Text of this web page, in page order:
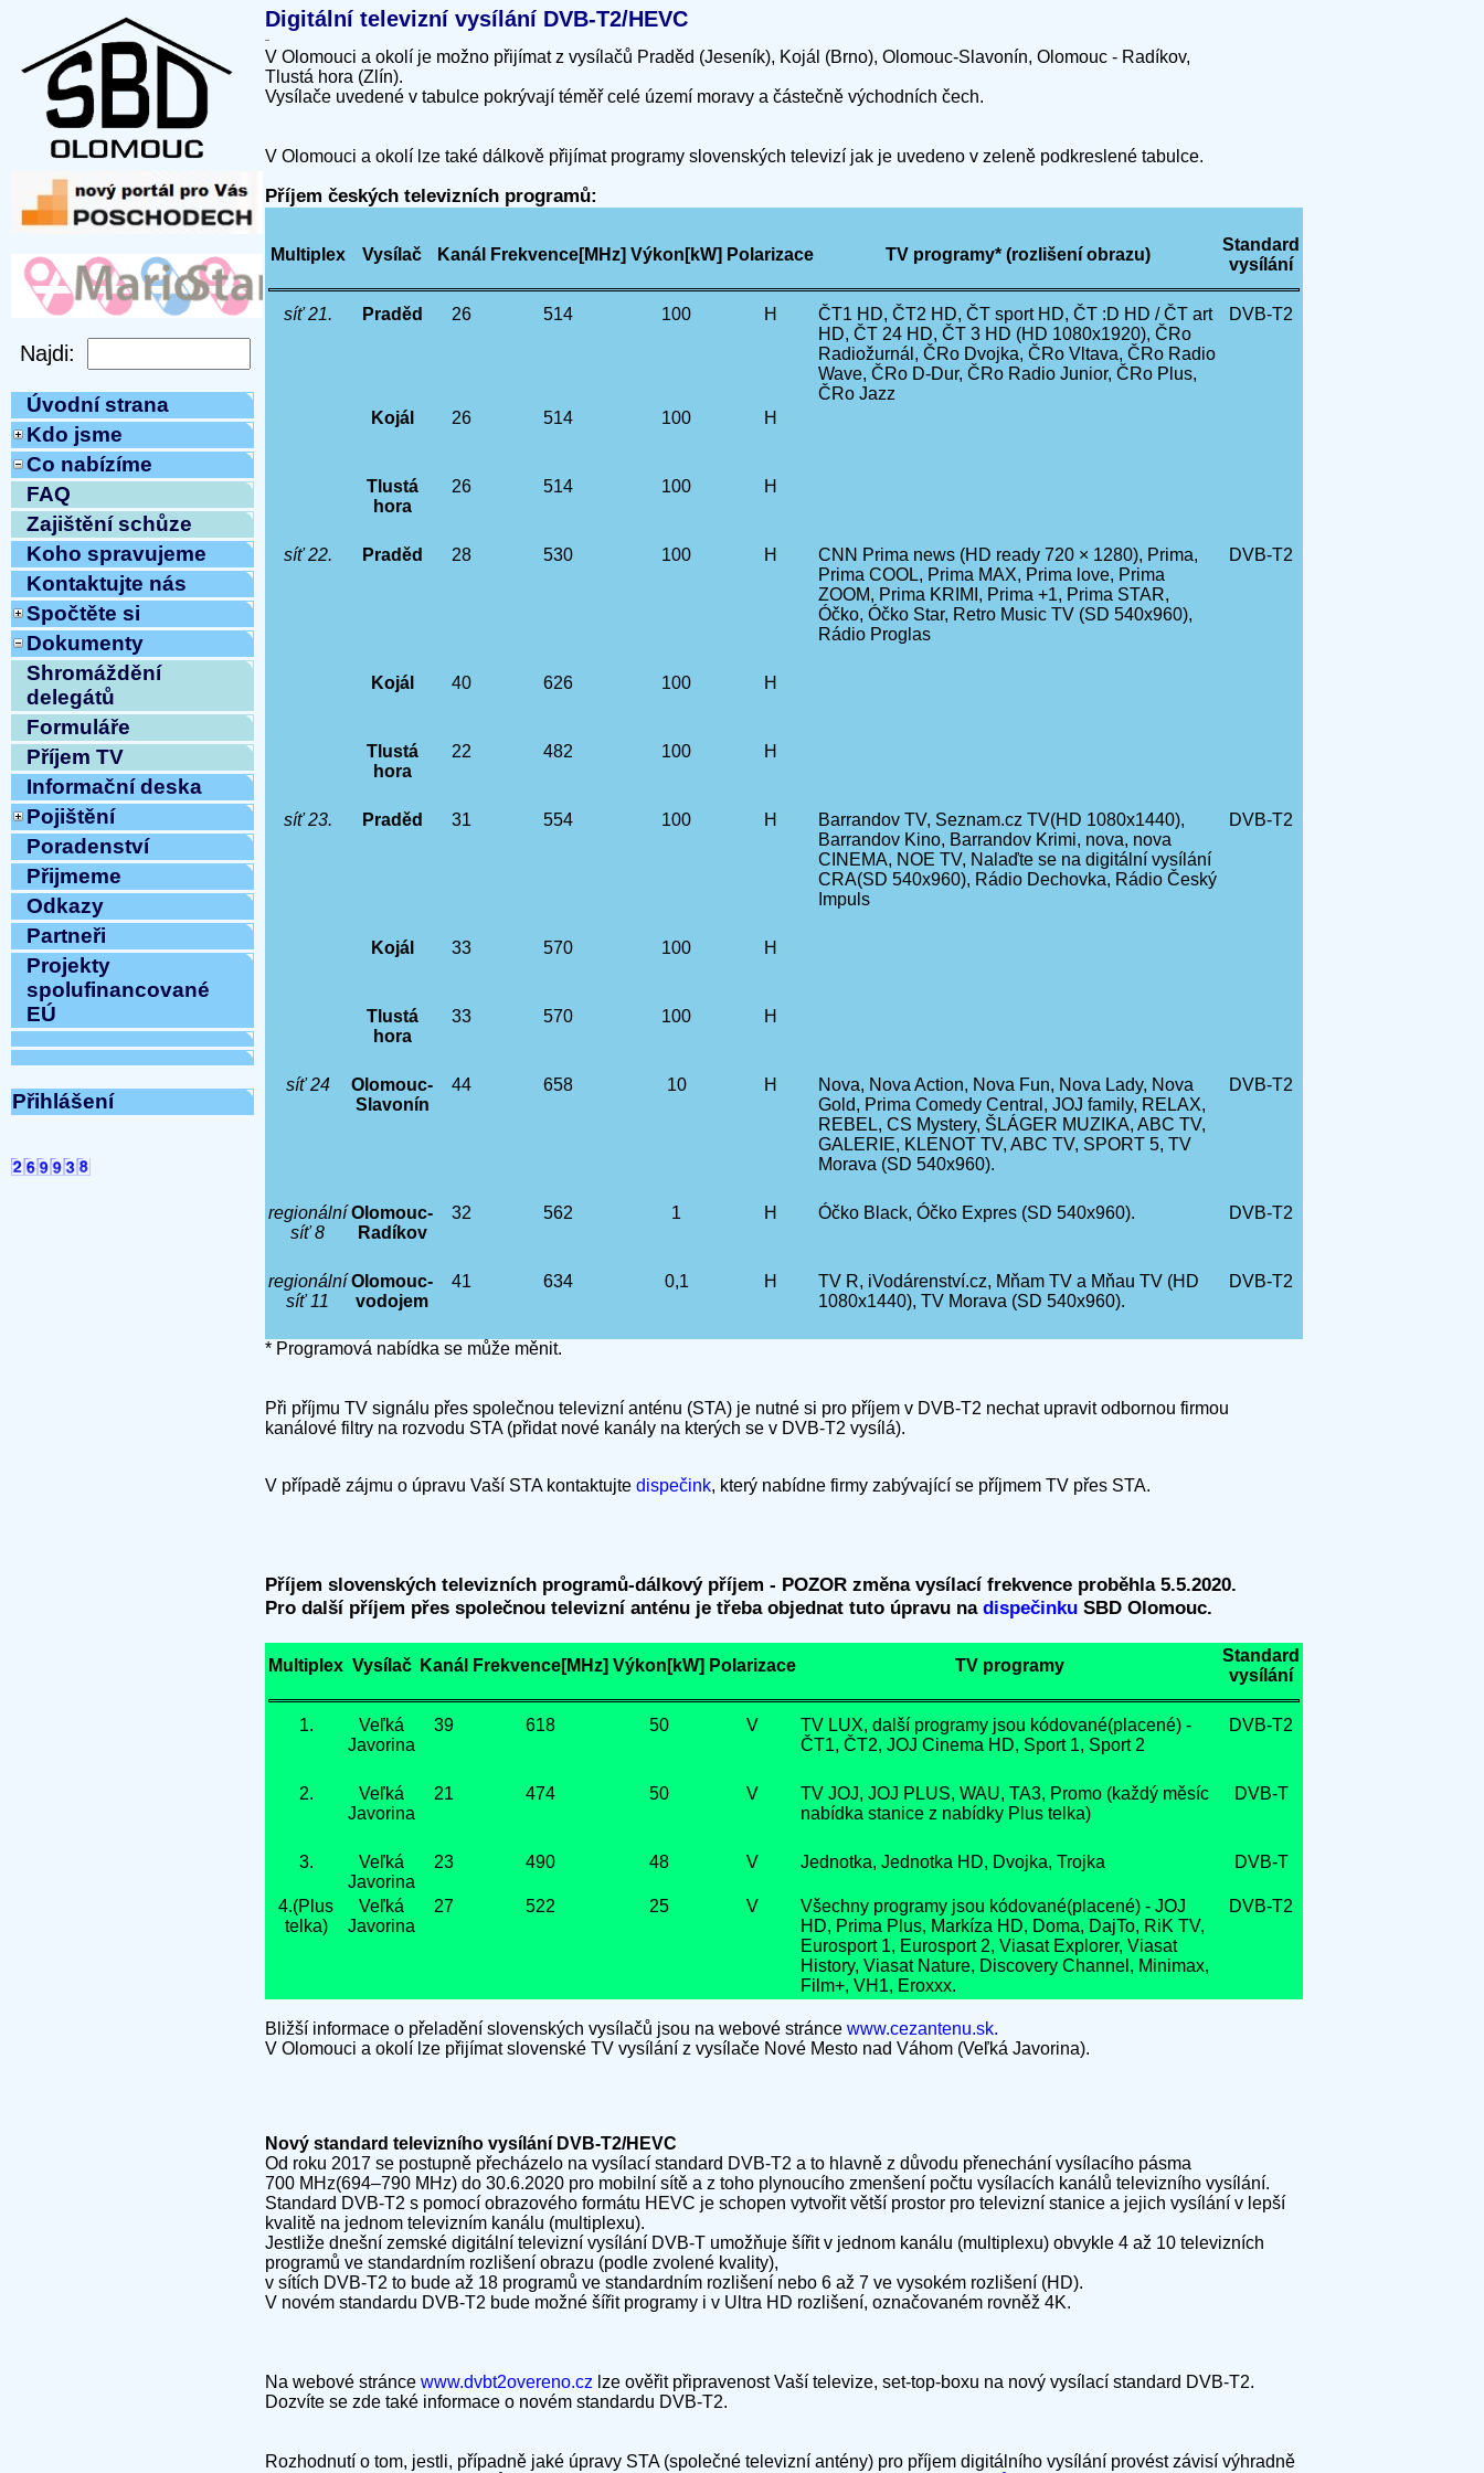
Úvodní strana
Kdo jsme
Co nabízíme
FAQ
Zajištění schůze
Koho spravujeme
Kontaktujte nás
Spočtěte si
Dokumenty
Shromáždění
delegátů
Formuláře
Příjem TV
Informační deska
Pojištění
Poradenství
Přijmeme
Odkazy
Partneři
Projekty
spolufinancované
EÚ
Přihlášení
Digitální televizní vysílání DVB-T2/HEVC
V Olomouci a okolí je možno přijímat z vysílačů Praděd (Jeseník), Kojál (Brno), Olomouc-Slavonín, Olomouc - Radíkov,
Tlustá hora (Zlín).
Vysílače uvedené v tabulce pokrývají téměř celé území moravy a částečně východních čech.
V Olomouci a okolí lze také dálkově přijímat programy slovenských televizí jak je uvedeno v zeleně podkreslené tabulce.
Příjem českých televizních programů:
Multiplex Vysílač Kanál Frekvence[MHz] Výkon[kW] Polarizace TV programy* (rozlišení obrazu)
Standard
vysílání
síť 21. Praděd 26 514 100 H
ČT1 HD, ČT2 HD, ČT sport HD, ČT :D HD / ČT art
HD, ČT 24 HD, ČT 3 HD (HD 1080x1920), ČRo
Radiožurnál, ČRo Dvojka, ČRo Vltava, ČRo Radio
Wave, ČRo D-Dur, ČRo Radio Junior, ČRo Plus,
ČRo Jazz
DVB-T2
Kojál 26 514 100 H
Tlustá
hora
26 514 100 H
síť 22. Praděd 28 530 100 H
CNN Prima news (HD ready 720 × 1280), Prima,
Prima COOL, Prima MAX, Prima love, Prima
ZOOM, Prima KRIMI, Prima +1, Prima STAR,
Óčko, Óčko Star, Retro Music TV (SD 540x960),
Rádio Proglas
DVB-T2
Kojál 40 626 100 H
Tlustá
hora
22 482 100 H
síť 23. Praděd 31 554 100 H
Barrandov TV, Seznam.cz TV(HD 1080x1440),
Barrandov Kino, Barrandov Krimi, nova, nova
CINEMA, NOE TV, Nalaďte se na digitální vysílání
CRA(SD 540x960), Rádio Dechovka, Rádio Český
Impuls
DVB-T2
Kojál 33 570 100 H
Tlustá
hora
33 570 100 H
síť 24
Olomouc-
Slavonín
44 658 10 H
Nova, Nova Action, Nova Fun, Nova Lady, Nova
Gold, Prima Comedy Central, JOJ family, RELAX,
REBEL, CS Mystery, ŠLÁGER MUZIKA, ABC TV,
GALERIE, KLENOT TV, ABC TV, SPORT 5, TV
Morava (SD 540x960).
DVB-T2
regionální
síť 8
Olomouc-
Radíkov
32 562 1 H Óčko Black, Óčko Expres (SD 540x960). DVB-T2
regionální
síť 11
Olomouc-
vodojem
41 634 0,1 H
TV R, iVodárenství.cz, Mňam TV a Mňau TV (HD
1080x1440), TV Morava (SD 540x960).
DVB-T2
* Programová nabídka se může měnit.
Při příjmu TV signálu přes společnou televizní anténu (STA) je nutné si pro příjem v DVB-T2 nechat upravit odbornou firmou
kanálové filtry na rozvodu STA (přidat nové kanály na kterých se v DVB-T2 vysílá).
V případě zájmu o úpravu Vaší STA kontaktujte dispečink, který nabídne firmy zabývající se příjmem TV přes STA.
Příjem slovenských televizních programů-dálkový příjem - POZOR změna vysílací frekvence proběhla 5.5.2020.
Pro další příjem přes společnou televizní anténu je třeba objednat tuto úpravu na dispečinku SBD Olomouc.
Multiplex Vysílač Kanál Frekvence[MHz] Výkon[kW] Polarizace TV programy
Standard
vysílání
1.
Veľká
Javorina
39 618 50 V
TV LUX, další programy jsou kódované(placené) -
ČT1, ČT2, JOJ Cinema HD, Sport 1, Sport 2
DVB-T2
2.
Veľká
Javorina
21 474 50 V
TV JOJ, JOJ PLUS, WAU, TA3, Promo (každý měsíc
nabídka stanice z nabídky Plus telka)
DVB-T
3.
Veľká
Javorina
23 490 48 V Jednotka, Jednotka HD, Dvojka, Trojka DVB-T
4.(Plus
telka)
Veľká
Javorina
27 522 25 V
Všechny programy jsou kódované(placené) - JOJ
HD, Prima Plus, Markíza HD, Doma, DajTo, RiK TV,
Eurosport 1, Eurosport 2, Viasat Explorer, Viasat
History, Viasat Nature, Discovery Channel, Minimax,
Film+, VH1, Eroxxx.
DVB-T2
Bližší informace o přeladění slovenských vysílačů jsou na webové stránce www.cezantenu.sk.
V Olomouci a okolí lze přijímat slovenské TV vysílání z vysílače Nové Mesto nad Váhom (Veľká Javorina).
Nový standard televizního vysílání DVB-T2/HEVC
Od roku 2017 se postupně přecházelo na vysílací standard DVB-T2 a to hlavně z důvodu přenechání vysílacího pásma
700 MHz(694–790 MHz) do 30.6.2020 pro mobilní sítě a z toho plynoucího zmenšení počtu vysílacích kanálů televizního vysílání.
Standard DVB-T2 s pomocí obrazového formátu HEVC je schopen vytvořit větší prostor pro televizní stanice a jejich vysílání v lepší
kvalitě na jednom televizním kanálu (multiplexu).
Jestliže dnešní zemské digitální televizní vysílání DVB-T umožňuje šířit v jednom kanálu (multiplexu) obvykle 4 až 10 televizních
programů ve standardním rozlišení obrazu (podle zvolené kvality),
v sítích DVB-T2 to bude až 18 programů ve standardním rozlišení nebo 6 až 7 ve vysokém rozlišení (HD).
V novém standardu DVB-T2 bude možné šířit programy i v Ultra HD rozlišení, označovaném rovněž 4K.
Na webové stránce www.dvbt2overeno.cz lze ověřit připravenost Vaší televize, set-top-boxu na nový vysílací standard DVB-T2.
Dozvíte se zde také informace o novém standardu DVB-T2.
Rozhodnutí o tom, jestli, případně jaké úpravy STA (společné televizní antény) pro příjem digitálního vysílání provést závisí výhradně